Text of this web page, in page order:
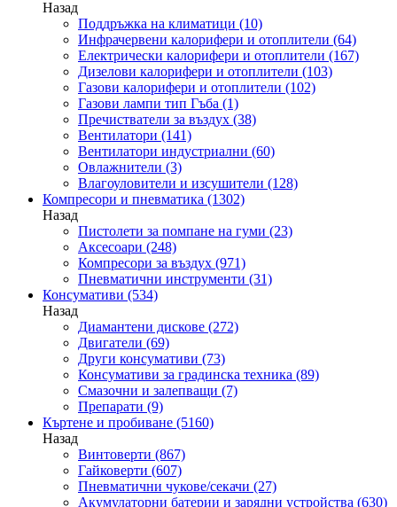
Назад
Поддръжка на климатици (10)
Инфрачервени калорифери и отоплители (64)
Електрически калорифери и отоплители (167)
Дизелови калорифери и отоплители (103)
Газови калорифери и отоплители (102)
Газови лампи тип Гъба (1)
Пречистватели за въздух (38)
Вентилатори (141)
Вентилатори индустриални (60)
Овлажнители (3)
Влагоуловители и изсушители (128)
Компресори и пневматика (1302)
Назад
Пистолети за помпане на гуми (23)
Аксесоари (248)
Компресори за въздух (971)
Пневматични инструменти (31)
Консумативи (534)
Назад
Диамантени дискове (272)
Двигатели (69)
Други консумативи (73)
Консумативи за градинска техника (89)
Смазочни и залепващи (7)
Препарати (9)
Къртене и пробиване (5160)
Назад
Винтоверти (867)
Гайковерти (607)
Пневматични чукове/секачи (27)
Акумулаторни батерии и зарядни устройства (630)